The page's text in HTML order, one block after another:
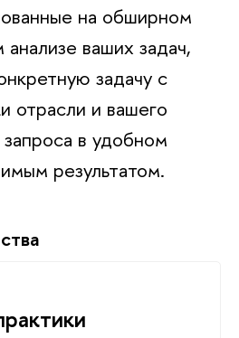
на обширном
ваших задач,
задачу с
отрасли и вашего
в удобном
результатом.